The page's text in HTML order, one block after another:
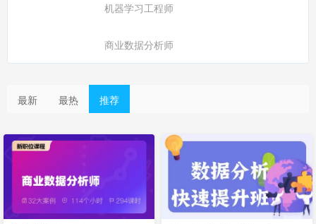
机器学习工程师
商业数据分析师
最新 最热 推荐